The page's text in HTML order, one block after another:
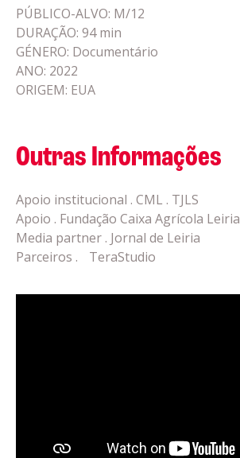
PÚBLICO-ALVO: M/12
DURAÇÃO: 94 min
GÉNERO: Documentário
ANO: 2022
ORIGEM: EUA
Outras Informações
Apoio institucional . CML . TJLS
Apoio . Fundação Caixa Agrícola Leiria
Media partner . Jornal de Leiria
Parceiros . TeraStudio